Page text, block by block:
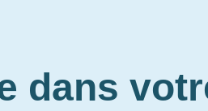
dans